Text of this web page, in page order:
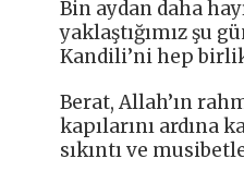
Bin aydan daha
yaklaştığımız şu
Kandili’ni hep
Berat, Allah’ın
kapılarını ardına
sıkıntı ve